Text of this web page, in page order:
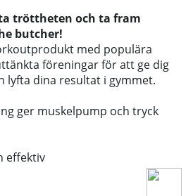
tröttheten och ta fram
butcher!
med populära
föreningar för att ge dig
lyfta dina resultat i gymmet.
ger muskelpump och tryck
effektiv